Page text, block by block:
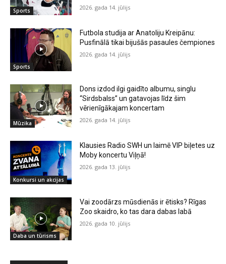
Sports 2026. gada 14. jūlijs
Sports
Futbola studija ar Anatoliju Kreipānu:
Pusfinālā tikai bijušās pasaules čempiones
2026. gada 14. jūlijs
Mūzika
Dons izdod ilgi gaidīto albumu, singlu
“Sirdsbalss” un gatavojas līdz šim
vērienīgākajam koncertam
2026. gada 14. jūlijs
Konkursi un akcijas
Klausies Radio SWH un laimē VIP biļetes uz
Moby koncertu Viļņā!
2026. gada 13. jūlijs
Daba un tūrisms
Vai zoodārzs mūsdienās ir ētisks? Rīgas
Zoo skaidro, ko tas dara dabas labā
2026. gada 10. jūlijs